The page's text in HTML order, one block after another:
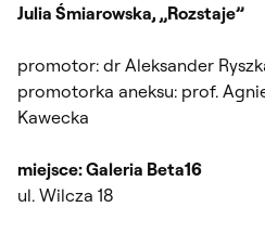
Julia Śmiarowska, „Rozstaje”
promotor: dr Aleksander
promotorka aneksu: prof.
Kawecka
miejsce: Galeria Beta16
ul. Wilcza 18